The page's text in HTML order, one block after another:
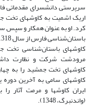
سرپرستی دانشسرای مقدماتی
اریک اشمیت به کاوشهای
کرد. او به عنوان همکار و
باستان‌شناسی فارس از سال 1318 تا 1340 در
کاوشهای باستان‌شناسی تخت
کاوشهای تخت جمشید را به
کاوشهای سامی به آخرین دوره
ایران کاوشها و مرمت آثار
(واندنبرگ، 1348).